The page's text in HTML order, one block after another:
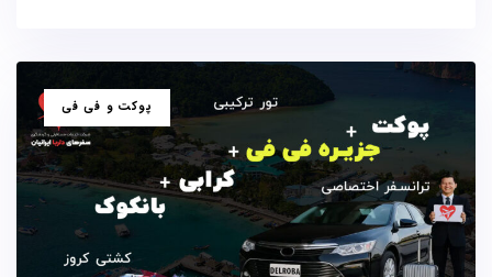
برچسب
ها
پوکت و فی فی